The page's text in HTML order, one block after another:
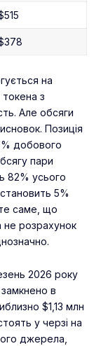
на
з
Але обсяги
Позиція
добового
пари
82% усього
5%
саме, що
не розрахунок
2026 року
замкнено в
$1,13 млн
у черзі на
джерела,